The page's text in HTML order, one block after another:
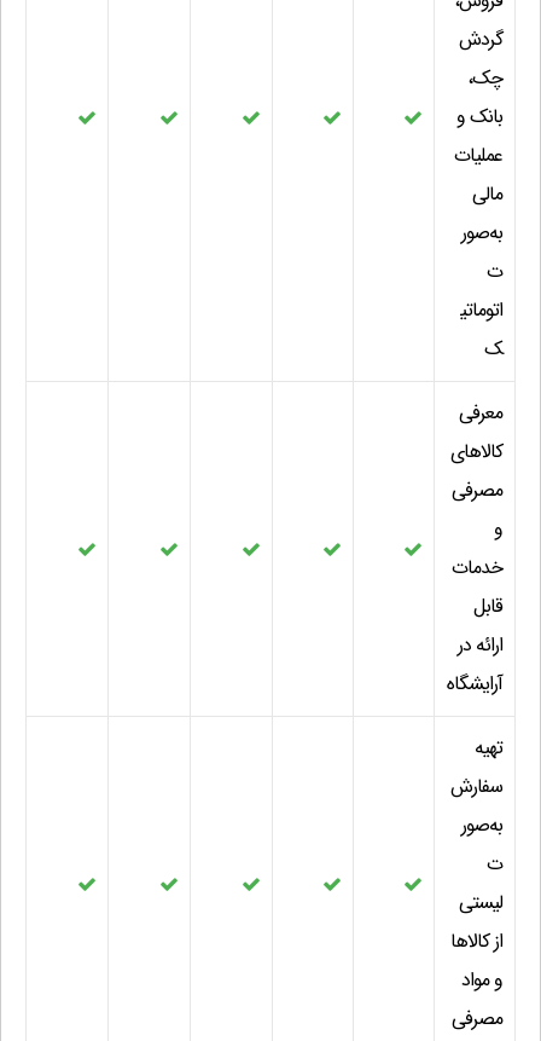
گردش
چک،
بانک و
عملیات
مالی
به‌صور
ت
اتوماتی
ک
معرفی
کالاهای
مصرفی
و
خدمات
قابل
ارائه در
آرایشگاه
تهیه
سفارش
به‌صور
ت
لیستی
از کالاها
و مواد
مصرفی